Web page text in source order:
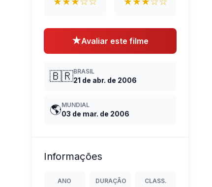
★Avaliar este filme
🇧🇷BRASIL
21 de abr. de 2006
🌎MUNDIAL
03 de mar. de 2006
Informações
ANO DURAÇÃO
CLASS.